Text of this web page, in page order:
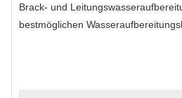
Brack- und
bestmöglichen